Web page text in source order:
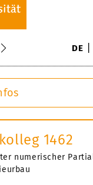
DE
1462
numerischer